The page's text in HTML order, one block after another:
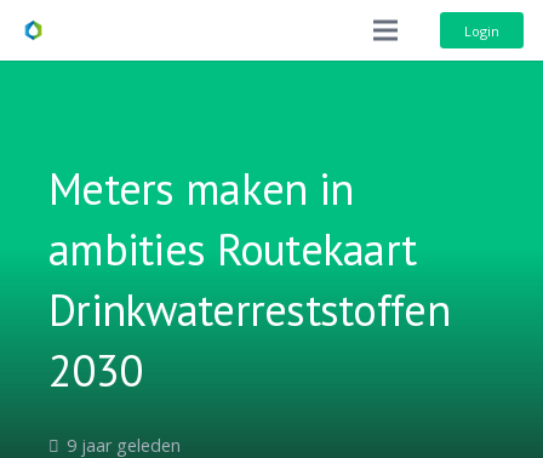
Login
Meters maken in
ambities Routekaart
Drinkwaterreststoffen
2030
9 jaar geleden